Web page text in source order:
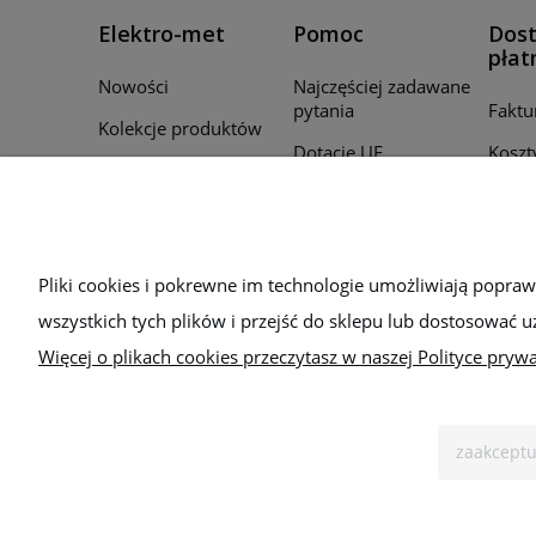
Elektro-met
Nowości
Kolekcje produktów
Pomoc
Najczęściej zadawane
pytania
Dotacje UE
Bezpieczeństwo
Pliki cookies i pokrewne im technologie umożliwiają
wszystkich tych plików i przejść do sklepu lub dostosować
Więcej o plikach cookies przeczytasz w naszej Polityce